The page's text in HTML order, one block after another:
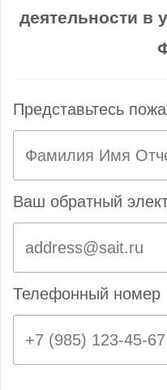
деятельности в
Представьтесь
Ваш обратный
Телефонный номер